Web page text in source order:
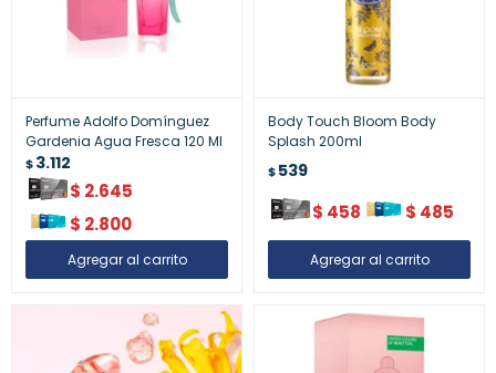
Perfume Adolfo Domínguez
Gardenia Agua Fresca 120 Ml
$3.112
$ 2.645
$ 2.800
Body Touch Bloom Body
Splash 200ml
$539
$ 458 $ 485